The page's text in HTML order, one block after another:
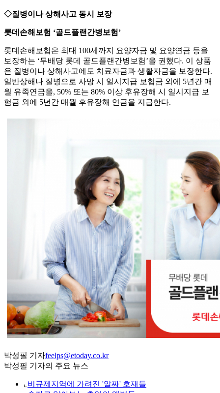
◇질병이나 상해사고 동시 보장
롯데손해보험 ‘골드플랜간병보험’
롯데손해보험은 최대 100세까지 요양자금 및 요양연금 등을
보장하는 ‘무배당 롯데 골드플랜간병보험’을 권했다. 이 상품
은 질병이나 상해사고에도 치료자금과 생활자금을 보장한다.
일반상해나 질병으로 사망 시 일시지급 보험금 외에 5년간 매
월 유족연금을, 50% 또는 80% 이상 후유장해 시 일시지급 보
험금 외에 5년간 매월 후유장해 연금을 지급한다.
박성필 기자feelps@etoday.co.kr
박성필 기자의 주요 뉴스
⌞ 비규제지역에 가려진 '알짜' 호재들